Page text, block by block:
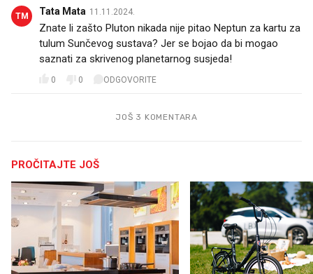
TM Tata Mata 11.11.2024.
Znate li zašto Pluton nikada nije pitao Neptun za kartu za
tulum Sunčevog sustava? Jer se bojao da bi mogao
saznati za skrivenog planetarnog susjeda!
0 0 ODGOVORITE
JOŠ 3 KOMENTARA
PROČITAJTE JOŠ